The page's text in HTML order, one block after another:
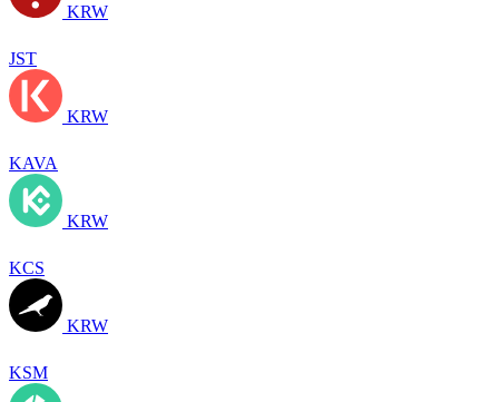
KRW
JST
KRW
KAVA
KRW
KCS
KRW
KSM